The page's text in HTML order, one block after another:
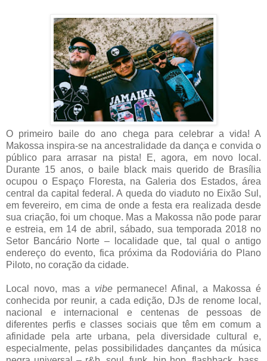
O primeiro baile do ano chega para celebrar a vida! A
Makossa inspira-se na ancestralidade da dança e convida o
público para arrasar na pista! E, agora, em novo local.
Durante 15 anos, o baile black mais querido de Brasília
ocupou o Espaço Floresta, na Galeria dos Estados, área
central da capital federal. A queda do viaduto no Eixão Sul,
em fevereiro, em cima de onde a festa era realizada desde
sua criação, foi um choque. Mas a Makossa não pode parar
e estreia, em 14 de abril, sábado, sua temporada 2018 no
Setor Bancário Norte – localidade que, tal qual o antigo
endereço do evento, fica próxima da Rodoviária do Plano
Piloto, no coração da cidade.
Local novo, mas a vibepermanece! Afinal, a Makossa é
conhecida por reunir, a cada edição, DJs de renome local,
nacional e internacional e centenas de pessoas de
diferentes perfis e classes sociais que têm em comum a
afinidade pela arte urbana, pela diversidade cultural e,
especialmente, pelas possibilidades dançantes da música